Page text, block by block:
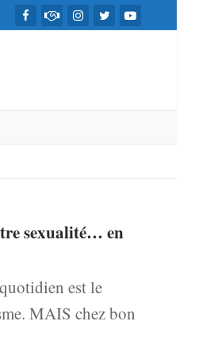
sexualité… en
est le
MAIS chez bon